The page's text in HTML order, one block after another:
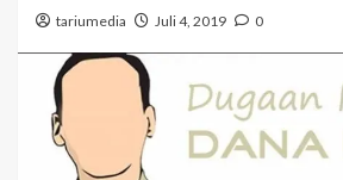
tariumedia Juli 4, 2019 0